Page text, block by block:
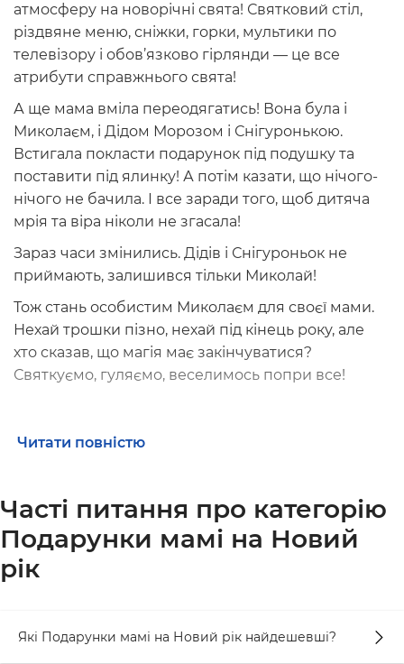
атмосферу на новорічні свята! Святковий стіл,
різдвяне меню, сніжки, горки, мультики по
телевізору і обов’язково гірлянди — це все
атрибути справжнього свята!
А ще мама вміла переодягатись! Вона була і
Миколаєм, і Дідом Морозом і Снігуронькою.
Встигала покласти подарунок під подушку та
поставити під ялинку! А потім казати, що нічого-
нічого не бачила. І все заради того, щоб дитяча
мрія та віра ніколи не згасала!
Зараз часи змінились. Дідів і Снігуроньок не
приймають, залишився тільки Миколай!
Тож стань особистим Миколаєм для своєї мами.
Нехай трошки пізно, нехай під кінець року, але
хто сказав, що магія має закінчуватися?
Святкуємо, гуляємо, веселимось попри все!
Що можна подарувати мамі на Новий
вибрати його!
Насправді, більшість мам невибагливі. Їм
важливо, аби діти здорові були, з чоловіком все
Наприклад,
Читати повністю
Часті питання про категорію
Подарунки мамі на Новий
рік
Які Подарунки мамі на Новий рік найдешевші?